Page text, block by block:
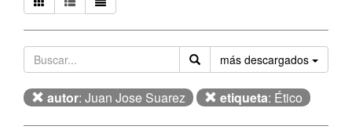
más descargados
autor: Juan Jose Suarez etiqueta: Ético